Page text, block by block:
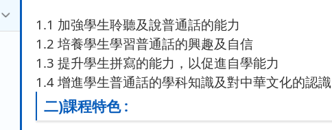
1.1 加強學生聆聽及說普通話的能力
1.2 培養學生學習普通話的興趣及自信
1.3 提升學生拼寫的能力，以促進自學能力
1.4 增進學生普通話的學科知識及對中華文化的認識
二)課程特色 :